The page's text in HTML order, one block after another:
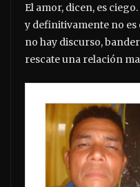
El amor, dicen, es
y definitivamente no es
no hay discurso,
rescate una relación